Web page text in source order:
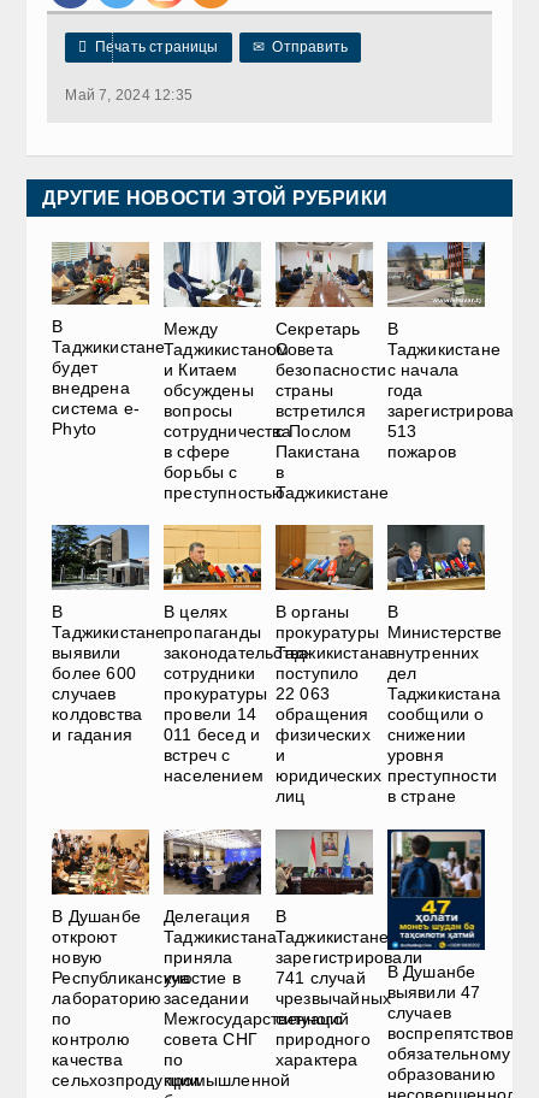
 Печать страницы ✉ Отправить
Май 7, 2024 12:35
ДРУГИЕ НОВОСТИ ЭТОЙ РУБРИКИ
В
Таджикистане
будет
внедрена
система e-
Phyto
Между
Таджикистаном
и Китаем
обсуждены
вопросы
сотрудничества
в сфере
борьбы с
преступностью
Секретарь
Совета
безопасности
страны
встретился
с Послом
Пакистана
в
Таджикистане
В
Таджикистане
с начала
года
зарегистрировано
513
пожаров
В
Таджикистане
выявили
более 600
случаев
колдовства
и гадания
В целях
пропаганды
законодательства
сотрудники
прокуратуры
провели 14
011 бесед и
встреч с
населением
В органы
прокуратуры
Таджикистана
поступило
22 063
обращения
физических
и
юридических
лиц
В
Министерстве
внутренних
дел
Таджикистана
сообщили о
снижении
уровня
преступности
в стране
В Душанбе
откроют
новую
Республиканскую
лабораторию
по
контролю
качества
сельхозпродукции
Делегация
Таджикистана
приняла
участие в
заседании
Межгосударственного
совета СНГ
по
промышленной
В
Таджикистане
зарегистрировали
741 случай
чрезвычайных
ситуаций
природного
характера
В Душанбе
выявили 47
случаев
обязательному
образованию